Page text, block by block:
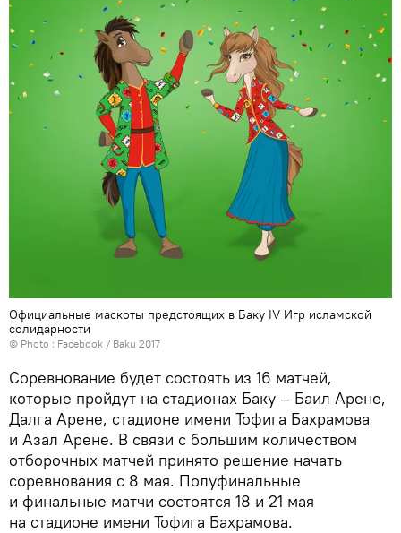
Официальные маскоты предстоящих в Баку IV Игр исламской
солидарности
© Photo : Facebook / Baku 2017
Соревнование будет состоять из 16 матчей,
которые пройдут на стадионах Баку – Баил Арене,
Далга Арене, стадионе имени Тофига Бахрамова
и Азал Арене. В связи с большим количеством
отборочных матчей принято решение начать
соревнования с 8 мая. Полуфинальные
и финальные матчи состоятся 18 и 21 мая
на стадионе имени Тофига Бахрамова.